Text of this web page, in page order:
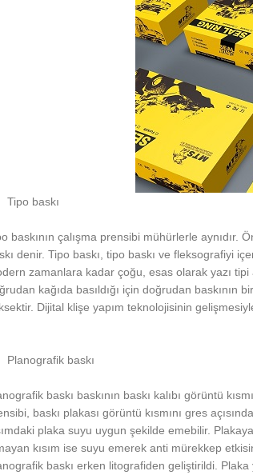
Tipo baskı
baskının çalışma prensibi mühürlerle aynıdır.
denir. Tipo baskı, tipo baskı ve fleksografiyi
zamanlara kadar çoğu, esas olarak yazı tipi
kağıda basıldığı için doğrudan
Dijital klişe yapım teknolojisinin
Planografik baskı
baskı baskının baskı kalıbı görüntü
baskı plakası görüntü kısmını gres
plaka suyu uygun şekilde emebilir.
kısım ise suyu emerek anti mürekkep
baskı erken litografiden geliştirildi.